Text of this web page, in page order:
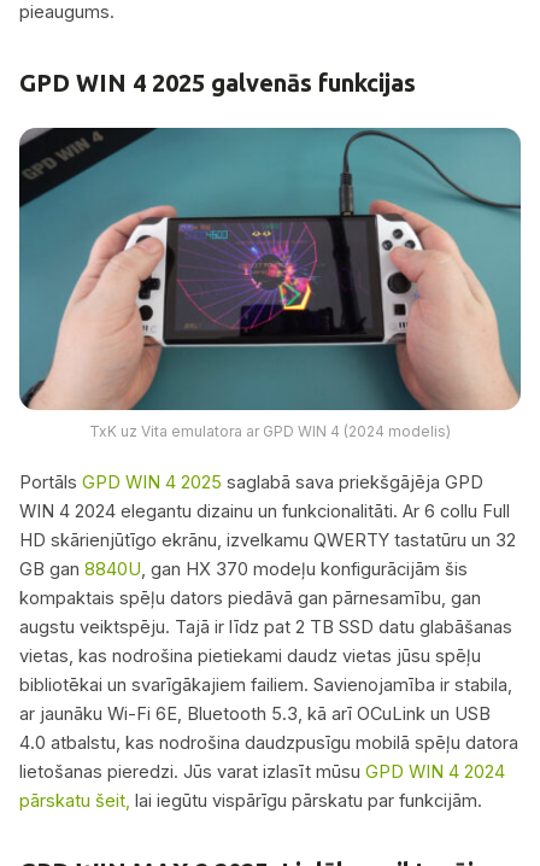
pieaugums.
GPD WIN 4 2025 galvenās funkcijas
TxK uz Vita emulatora ar GPD WIN 4 (2024 modelis)
Portāls GPD WIN 4 2025 saglabā sava priekšgājēja GPD
WIN 4 2024 elegantu dizainu un funkcionalitāti. Ar 6 collu Full
HD skārienjūtīgo ekrānu, izvelkamu QWERTY tastatūru un 32
GB gan 8840U , gan HX 370 modeļu konfigurācijām šis
kompaktais spēļu dators piedāvā gan pārnesamību, gan
augstu veiktspēju. Tajā ir līdz pat 2 TB SSD datu glabāšanas
vietas, kas nodrošina pietiekami daudz vietas jūsu spēļu
bibliotēkai un svarīgākajiem failiem. Savienojamība ir stabila,
ar jaunāku Wi-Fi 6E, Bluetooth 5.3, kā arī OCuLink un USB
4.0 atbalstu, kas nodrošina daudzpusīgu mobilā spēļu datora
lietošanas pieredzi. Jūs varat izlasīt mūsu GPD WIN 4 2024
pārskatu šeit, lai iegūtu vispārīgu pārskatu par funkcijām.